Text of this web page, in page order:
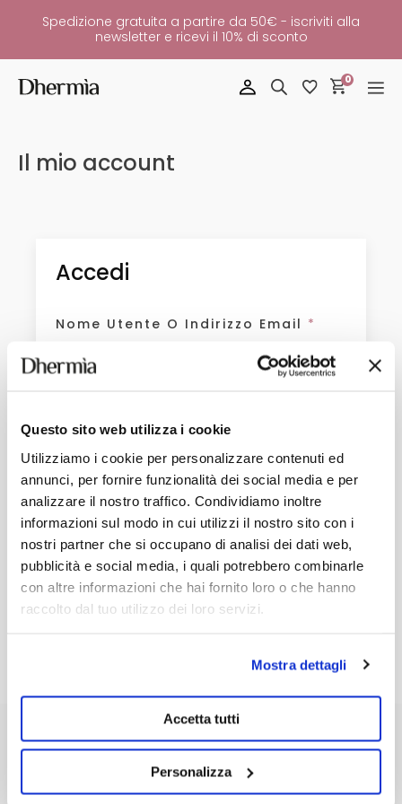
Questo sito web utilizza i cookie
Utilizziamo i cookie per personalizzare contenuti ed
annunci, per fornire funzionalità dei social media e per
analizzare il nostro traffico. Condividiamo inoltre
informazioni sul modo in cui utilizzi il nostro sito con i
nostri partner che si occupano di analisi dei dati web,
pubblicità e social media, i quali potrebbero combinarle
con altre informazioni che hai fornito loro o che hanno
raccolto dal tuo utilizzo dei loro servizi.
Mostra dettagli
Accetta tutti
Personalizza
Spedizione gratuita a partire da 50€ - iscriviti alla
newsletter e ricevi il 10% di sconto
0
Il mio account
Accedi
Nome Utente O Indirizzo Email *
Ricordami
ACCEDI
Password dimenticata?
ASSISTENZA CLIENTI SU DI NOI